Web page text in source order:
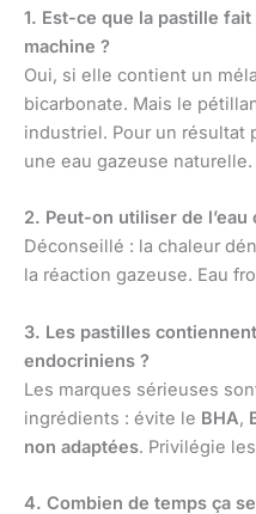
1. Est-ce que la pastille
machine ?
Oui, si elle contient un
bicarbonate. Mais le
industriel. Pour un résultat
une eau gazeuse naturelle.
2. Peut-on utiliser de l’eau
Déconseillé : la chaleur
la réaction gazeuse. Eau
3. Les pastilles
endocriniens ?
Les marques sérieuses
ingrédients : évite le BHA,
non adaptées. Privilégie
4. Combien de temps ça